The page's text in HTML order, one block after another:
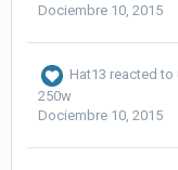
Dociembre 10, 2015
Hat13 reacted to
250w
Dociembre 10, 2015